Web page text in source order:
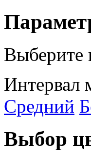
Интервал
Средний
Выбор